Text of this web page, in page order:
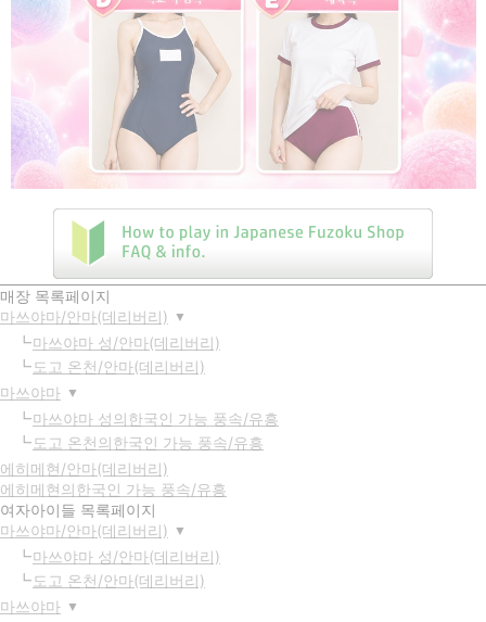
매장 목록페이지
마쓰야마/안마(데리버리) ▼
마쓰야마 성/안마(데리버리)
도고 온천/안마(데리버리)
마쓰야마 ▼
마쓰야마 성의한국인 가능 풍속/유흥
도고 온천의한국인 가능 풍속/유흥
에히메현/안마(데리버리)
에히메현의한국인 가능 풍속/유흥
여자아이들 목록페이지
마쓰야마/안마(데리버리) ▼
마쓰야마 성/안마(데리버리)
도고 온천/안마(데리버리)
마쓰야마 ▼